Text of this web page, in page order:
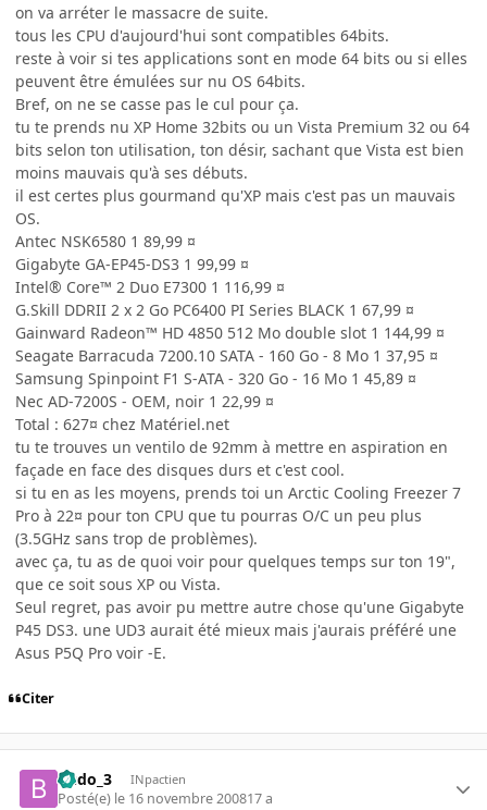
on va arréter le massacre de suite.
tous les CPU d'aujourd'hui sont compatibles 64bits.
reste à voir si tes applications sont en mode 64 bits ou si elles
peuvent être émulées sur nu OS 64bits.
Bref, on ne se casse pas le cul pour ça.
tu te prends nu XP Home 32bits ou un Vista Premium 32 ou 64
bits selon ton utilisation, ton désir, sachant que Vista est bien
moins mauvais qu'à ses débuts.
il est certes plus gourmand qu'XP mais c'est pas un mauvais
OS.
Antec NSK6580 1 89,99 ¤
Gigabyte GA-EP45-DS3 1 99,99 ¤
Intel® Core™ 2 Duo E7300 1 116,99 ¤
G.Skill DDRII 2 x 2 Go PC6400 PI Series BLACK 1 67,99 ¤
Gainward Radeon™ HD 4850 512 Mo double slot 1 144,99 ¤
Seagate Barracuda 7200.10 SATA - 160 Go - 8 Mo 1 37,95 ¤
Samsung Spinpoint F1 S-ATA - 320 Go - 16 Mo 1 45,89 ¤
Nec AD-7200S - OEM, noir 1 22,99 ¤
Total : 627¤ chez Matériel.net
tu te trouves un ventilo de 92mm à mettre en aspiration en
façade en face des disques durs et c'est cool.
si tu en as les moyens, prends toi un Arctic Cooling Freezer 7
Pro à 22¤ pour ton CPU que tu pourras O/C un peu plus
(3.5GHz sans trop de problèmes).
avec ça, tu as de quoi voir pour quelques temps sur ton 19",
que ce soit sous XP ou Vista.
Seul regret, pas avoir pu mettre autre chose qu'une Gigabyte
P45 DS3. une UD3 aurait été mieux mais j'aurais préféré une
Asus P5Q Pro voir -E.
Citer
Budo_3 INpactien
Posté(e) le 16 novembre 200817 a